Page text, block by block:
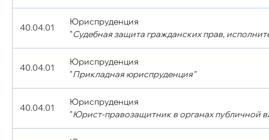
40.04.01
Юриспруденция
"Судебная защита гражданских прав,
40.04.01
Юриспруденция
"Прикладная юриспруденция"
40.04.01
Юриспруденция
"Юрист-правозащитник в органах публичной